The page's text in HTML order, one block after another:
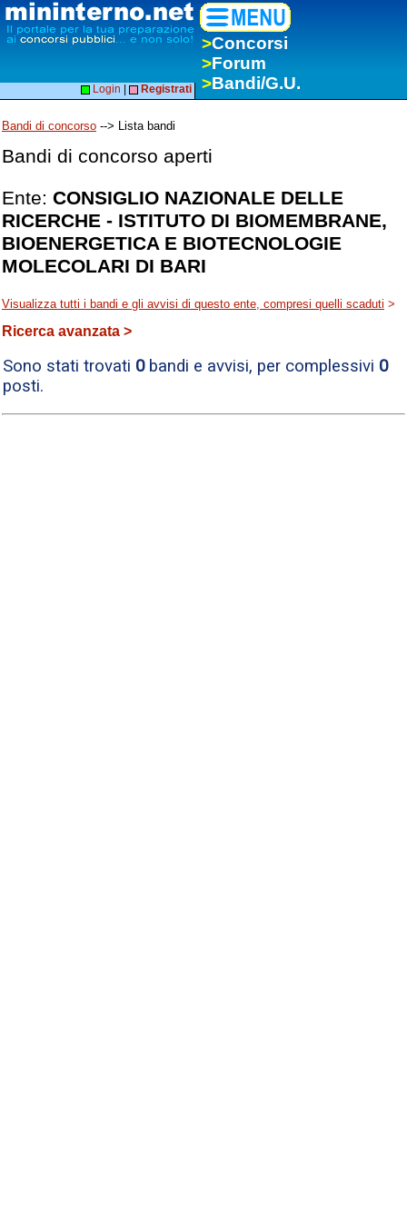
>Concorsi
>Forum
>Bandi/G.U.
Login Registrati
Bandi di concorso --> Lista bandi
Bandi di concorso aperti
Ente: CONSIGLIO NAZIONALE DELLE
RICERCHE - ISTITUTO DI BIOMEMBRANE,
BIOENERGETICA E BIOTECNOLOGIE
MOLECOLARI DI BARI
Visualizza tutti i bandi e gli avvisi di questo ente, compresi quelli scaduti >
Ricerca avanzata >
Sono stati trovati 0bandi e avvisi, per complessivi 0
posti.